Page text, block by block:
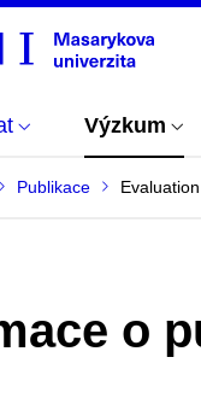
Výzkum
Publikace
o